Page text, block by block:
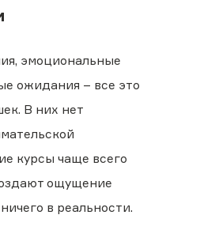
эмоциональные
ожидания – все это
В них нет
курсы чаще всего
ощущение
в реальности.